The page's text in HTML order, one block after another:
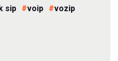
sip voip
vozip